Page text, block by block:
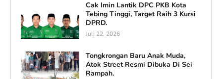
Cak Imin Lantik DPC PKB Kota
Tebing Tinggi, Target Raih 3 Kursi
DPRD.
Juli 22, 2026
Tongkrongan Baru Anak Muda,
Atok Street Resmi Dibuka Di Sei
Rampah.